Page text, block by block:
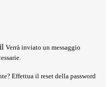
Verrà inviato un messaggio
Effettua il reset della password